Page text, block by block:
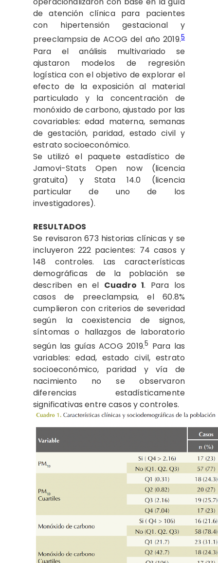
de atención clínica para pacientes
con hipertensión gestacional y
preeclampsia de ACOG del año 2019.5
Para el análisis multivariado se
ajustaron modelos de regresión
logística con el objetivo de explorar el
efecto de la exposición al material
particulado y la concentración de
monóxido de carbono, ajustado por las
covariables: edad materna, semanas
de gestación, paridad, estado civil y
estrato socioeconómico.
Se utilizó el paquete estadístico de
Jamovi-Stats Open now (licencia
gratuita) y Stata 14.0 (licencia
particular de uno de los
investigadores).
RESULTADOS
Se revisaron 673 historias clínicas y se
incluyeron 222 pacientes: 74 casos y
148 controles. Las características
demográficas de la población se
describen en el Cuadro 1. Para los
casos de preeclampsia, el 60.8%
cumplieron con criterios de severidad
según la coexistencia de signos,
síntomas o hallazgos de laboratorio
según las guías ACOG 2019.5 Para las
variables: edad, estado civil, estrato
socioeconómico, paridad y vía de
nacimiento no se observaron
diferencias estadísticamente
significativas entre casos y controles.